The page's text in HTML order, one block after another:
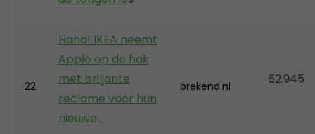
22
Haha! IKEA neemt
Apple op de hak
met briljante
reclame voor hun
nieuwe…
brekend.nl 62.945